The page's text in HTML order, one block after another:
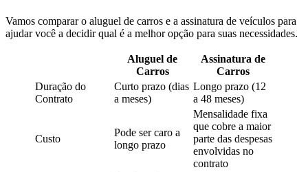
Vamos comparar o aluguel de carros e a assinatura de veículos para
ajudar você a decidir qual é a melhor opção para suas necessidades.
Aluguel de
Carros
Assinatura de
Carros
Duração do
Contrato
Curto prazo (dias
a meses)
Longo prazo (12
a 48 meses)
Custo
Pode ser caro a
longo prazo
Mensalidade fixa
que cobre a maior
parte das despesas
envolvidas no
contrato